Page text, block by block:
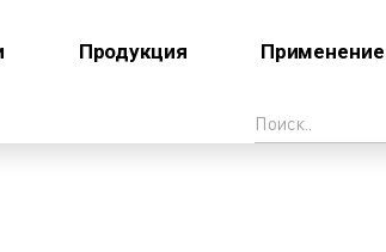
Продукция Применение